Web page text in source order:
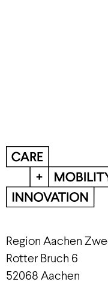
Region Aachen
Rotter Bruch 6
52068 Aachen